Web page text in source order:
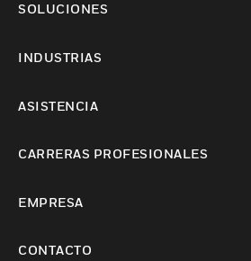
SOLUCIONES
INDUSTRIAS
ASISTENCIA
CARRERAS PROFESIONALES
EMPRESA
CONTACTO